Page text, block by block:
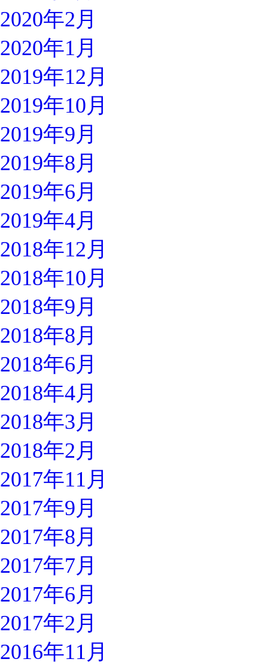
2020年2月
2020年1月
2019年12月
2019年10月
2019年9月
2019年8月
2019年6月
2019年4月
2018年12月
2018年10月
2018年9月
2018年8月
2018年6月
2018年4月
2018年3月
2018年2月
2017年11月
2017年9月
2017年8月
2017年7月
2017年6月
2017年2月
2016年11月